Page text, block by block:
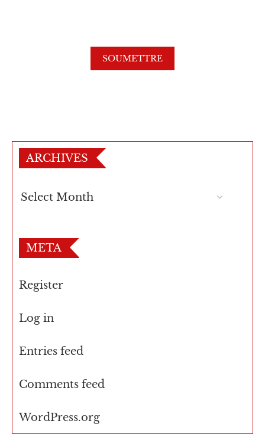
ARCHIVES
META
Register
Log in
Entries feed
Comments feed
WordPress.org